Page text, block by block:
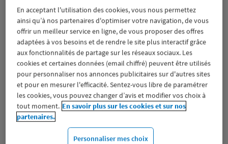
4
13.91
km
RIS ORANGIS
9 AVENUE JOLIOT CURIE
91130 RIS ORANGIS
4,5/5Note de 4.5 sur 5
(479 avis)
Fermé actuellement
Prendre RDV
Voir plus
En acceptant l'utilisation des cookies, vous nous permettez
ainsi qu’à nos partenaires d'optimiser votre navigation, de vous
offrir un meilleur service en ligne, de vous proposer des offres
adaptées à vos besoins et de rendre le site plus interactif grâce
aux fonctionnalités de partage sur les réseaux sociaux. Les
cookies et certaines données (email chiffré) peuvent être utilisés
pour personnaliser nos annonces publicitaires sur d'autres sites
et pour en mesurer l'efficacité. Sentez-vous libre de paramétrer
les cookies, vous pouvez changer d’avis et modifier vos choix à
tout moment. En savoir plus sur les cookies et sur nos
partenaires.
Personnaliser mes choix